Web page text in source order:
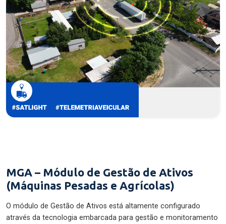
MGA – Módulo de Gestão de Ativos
(Máquinas Pesadas e Agrícolas)
O módulo de Gestão de Ativos está altamente configurado
através da tecnologia embarcada para gestão e monitoramento